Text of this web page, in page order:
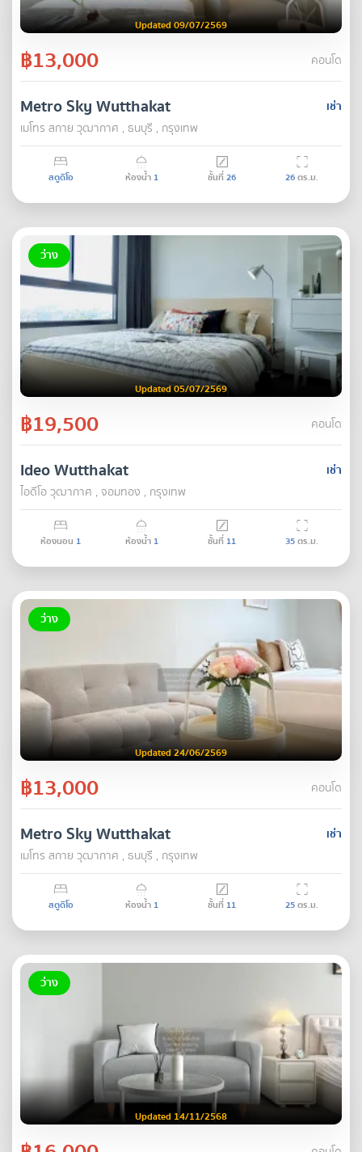
Updated 09/07/2569
฿13,000 คอนโด
เช่า
Metro Sky Wutthakat
เมโทร สกาย วุฒากาศ , ธนบุรี , กรุงเทพ
สตูดิโอ ห้องน้ำ 1 ชั้นที่26 26ตร.ม.
ว่าง
Updated 05/07/2569
฿19,500 คอนโด
เช่า
Ideo Wutthakat
ไอดีโอ วุฒากาศ , จอมทอง , กรุงเทพ
ห้องนอน 1 ห้องน้ำ 1 ชั้นที่ 11 35ตร.ม.
ว่าง
Updated 24/06/2569
฿13,000 คอนโด
เช่า
Metro Sky Wutthakat
เมโทร สกาย วุฒากาศ , ธนบุรี , กรุงเทพ
สตูดิโอ ห้องน้ำ 1 ชั้นที่ 11 25ตร.ม.
ว่าง
Updated 14/11/2568